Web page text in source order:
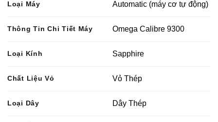
Loại Máy Automatic (máy cơ tự động)
Thông Tin Chi Tiết Máy Omega Calibre 9300
Loại Kính Sapphire
Chất Liệu Vỏ Vỏ Thép
Loại Dây Dây Thép